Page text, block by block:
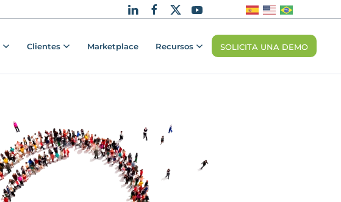
Clientes Marketplace Recursos SOLICITA UNA DEMO